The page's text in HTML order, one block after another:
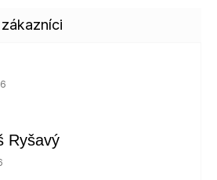
obchodu je 5 z 5 hvězdiček.
Ryšavý
obchodu je 5 z 5 hvězdiček.